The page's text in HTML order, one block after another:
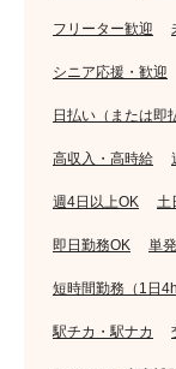
フリーター歓迎
シニア応援・歓迎
日払い（または即
高収入・高時給
週4日以上OK 土
即日勤務OK 単
短時間勤務（1日4h
駅チカ・駅ナカ